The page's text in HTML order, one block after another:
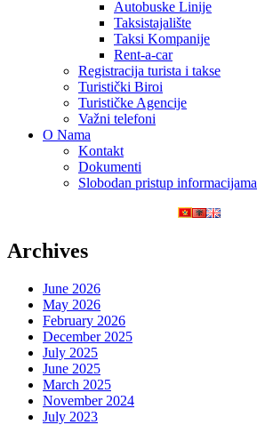
Autobuske Linije
Taksistajalište
Taksi Kompanije
Rent-a-car
Registracija turista i takse
Turistički Biroi
Turističke Agencije
Važni telefoni
O Nama
Kontakt
Dokumenti
Slobodan pristup informacijama
Archives
June 2026
May 2026
February 2026
December 2025
July 2025
June 2025
March 2025
November 2024
July 2023